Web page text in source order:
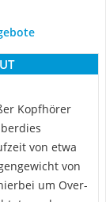
Kopfhörer
von etwa
von
um Over-